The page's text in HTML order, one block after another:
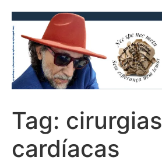
Tag: cirurgias
cardíacas